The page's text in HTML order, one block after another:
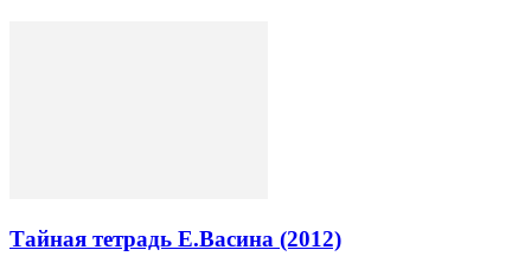
Тайная тетрадь Е.Васина (2012)